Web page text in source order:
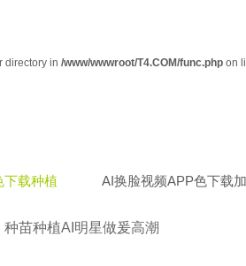
directory in /www/wwwroot/T4.COM/func.php on
下载种植 AI换脸视频APP色下载
种苗种植AI明星做爰高潮